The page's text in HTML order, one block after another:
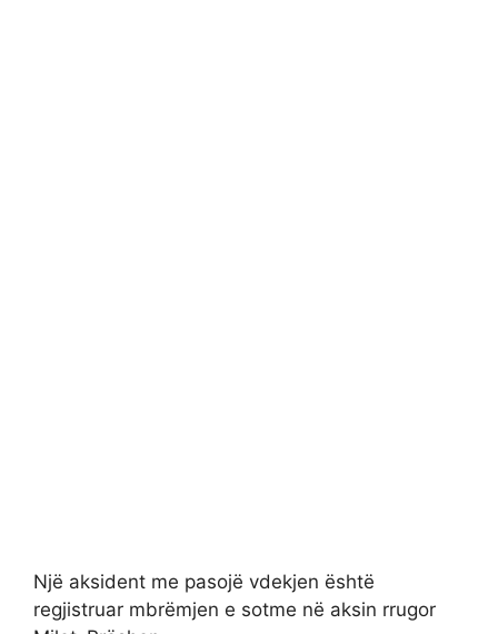
Një aksident me pasojë vdekjen është
regjistruar mbrëmjen e sotme në aksin rrugor